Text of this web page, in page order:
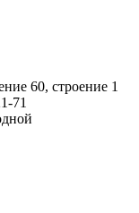
60, строение 1
71